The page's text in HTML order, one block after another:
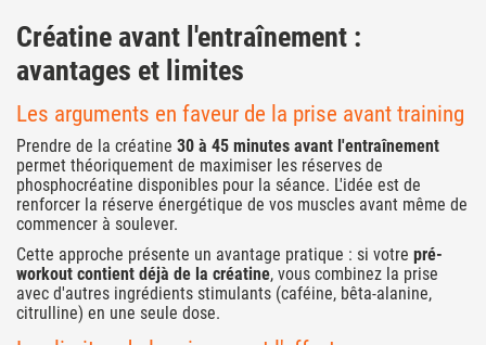
Créatine avant l'entraînement :
avantages et limites
Les arguments en faveur de la prise avant training
Prendre de la créatine 30 à 45 minutes avant l'entraînement
permet théoriquement de maximiser les réserves de
phosphocréatine disponibles pour la séance. L'idée est de
renforcer la réserve énergétique de vos muscles avant même de
commencer à soulever.
Cette approche présente un avantage pratique : si votre pré-
workout contient déjà de la créatine, vous combinez la prise
avec d'autres ingrédients stimulants (caféine, bêta-alanine,
citrulline) en une seule dose.